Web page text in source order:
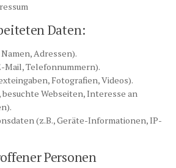
Daten:
Adressen).
Mail, Telefonnummern).
Fotografien, Videos).
besuchte Webseiten, Interesse an
(z.B., Geräte-Informationen, IP-
Personen